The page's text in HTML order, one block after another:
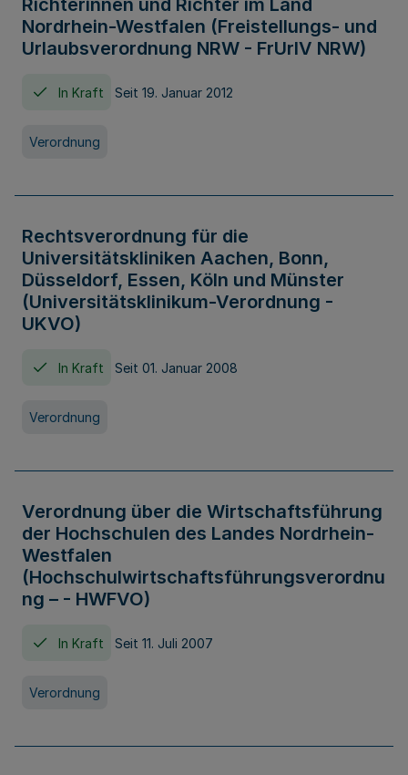
Richterinnen und Richter im Land
Nordrhein-Westfalen (Freistellungs- und
Urlaubsverordnung NRW - FrUrlV NRW)
In Kraft Seit 19. Januar 2012
Verordnung
Rechtsverordnung für die
Universitätskliniken Aachen, Bonn,
Düsseldorf, Essen, Köln und Münster
(Universitätsklinikum-Verordnung -
UKVO)
In Kraft Seit 01. Januar 2008
Verordnung
Verordnung über die Wirtschaftsführung
der Hochschulen des Landes Nordrhein-
Westfalen
(Hochschulwirtschaftsführungsverordnu
ng – - HWFVO)
In Kraft Seit 11. Juli 2007
Verordnung